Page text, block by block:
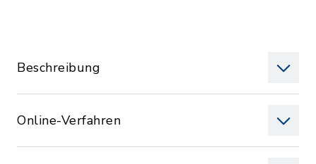
Beschreibung
Online-Verfahren